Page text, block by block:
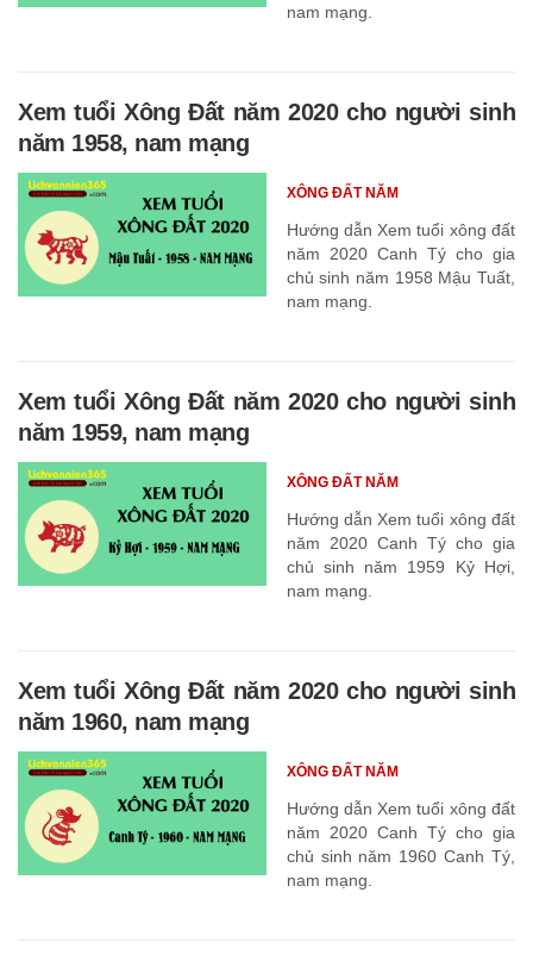
nam mạng.
Xem tuổi Xông Đất năm 2020 cho người sinh
năm 1958, nam mạng
Hướng dẫn Xem tuổi xông đất
năm 2020 Canh Tý cho gia
chủ sinh năm 1958 Mậu Tuất,
nam mạng.
XÔNG ĐẤT NĂM
Xem tuổi Xông Đất năm 2020 cho người sinh
năm 1959, nam mạng
Hướng dẫn Xem tuổi xông đất
năm 2020 Canh Tý cho gia
chủ sinh năm 1959 Kỷ Hợi,
nam mạng.
XÔNG ĐẤT NĂM
Xem tuổi Xông Đất năm 2020 cho người sinh
năm 1960, nam mạng
Hướng dẫn Xem tuổi xông đất
năm 2020 Canh Tý cho gia
chủ sinh năm 1960 Canh Tý,
nam mạng.
XÔNG ĐẤT NĂM